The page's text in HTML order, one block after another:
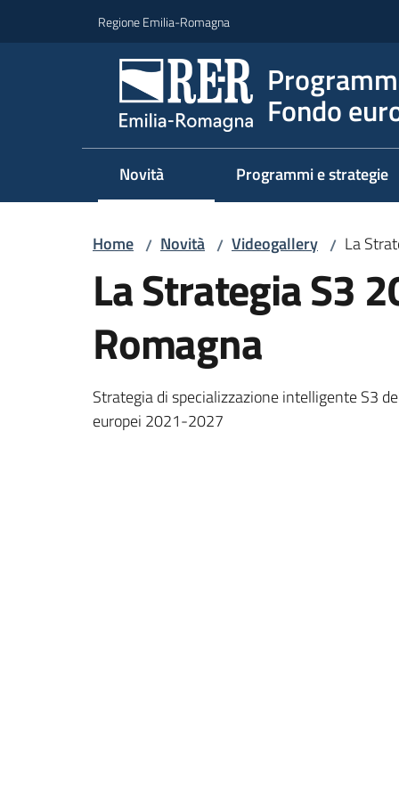
Regione Emilia-Romagna
Fondo
Novità Programmi e strategie
Home / Novità / Videogallery / La
La Strategia S3
Romagna
Strategia di specializzazione intelligente S3
europei 2021-2027